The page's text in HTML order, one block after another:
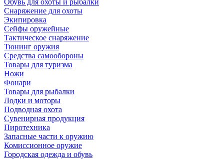
Обувь для охоты и рыбалки
Снаряжение для охоты
Экипировка
Сейфы оружейные
Тактическое снаряжение
Тюнинг оружия
Средства самообороны
Товары для туризма
Ножи
Фонари
Товары для рыбалки
Лодки и моторы
Подводная охота
Сувенирная продукция
Пиротехника
Запасные части к оружию
Комиссионное оружие
Городская одежда и обувь